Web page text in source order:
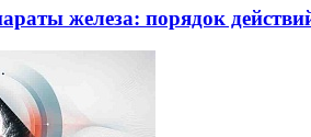
железа: порядок